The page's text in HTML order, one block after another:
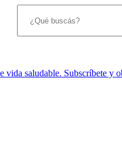
vida saludable. Subscríbete y